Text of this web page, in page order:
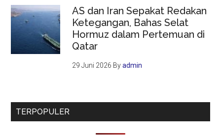
AS dan Iran Sepakat Redakan
Ketegangan, Bahas Selat
Hormuz dalam Pertemuan di
Qatar
29 Juni 2026 Byadmin
TERPOPULER